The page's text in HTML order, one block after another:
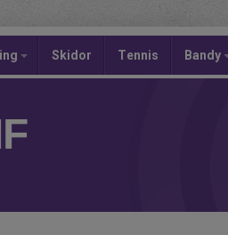
Skidor Tennis Bandy